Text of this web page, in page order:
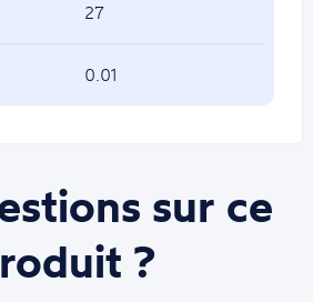
27
0.01
sur ce
?